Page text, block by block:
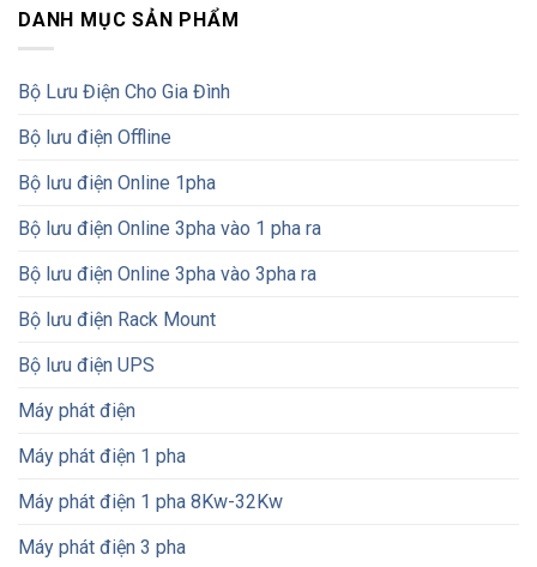
DANH MỤC SẢN PHẨM
Bộ Lưu Điện Cho Gia Đình
Bộ lưu điện Offline
Bộ lưu điện Online 1pha
Bộ lưu điện Online 3pha vào 1 pha ra
Bộ lưu điện Online 3pha vào 3pha ra
Bộ lưu điện Rack Mount
Bộ lưu điện UPS
Máy phát điện
Máy phát điện 1 pha
Máy phát điện 1 pha 8Kw-32Kw
Máy phát điện 3 pha